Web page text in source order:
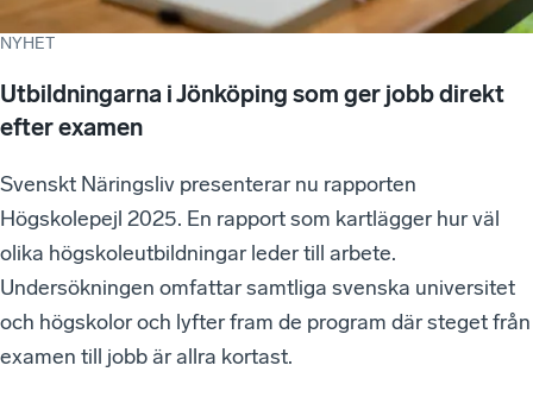
NYHET
Utbildningarna i Jönköping som ger jobb direkt
efter examen
Svenskt Näringsliv presenterar nu rapporten
Högskolepejl 2025. En rapport som kartlägger hur väl
olika högskoleutbildningar leder till arbete.
Undersökningen omfattar samtliga svenska universitet
och högskolor och lyfter fram de program där steget från
examen till jobb är allra kortast.